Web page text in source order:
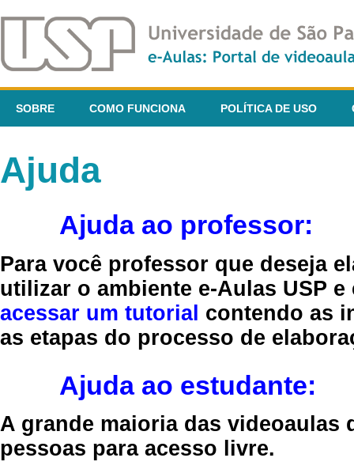
SOBRE COMO FUNCIONA POLÍTICA DE USO
Ajuda
Ajuda ao professor:
Para você professor que deseja
utilizar o ambiente e-Aulas USP
acessar um tutorial contendo as
as etapas do processo de
Ajuda ao estudante:
A grande maioria das videoaulas
pessoas para acesso livre.